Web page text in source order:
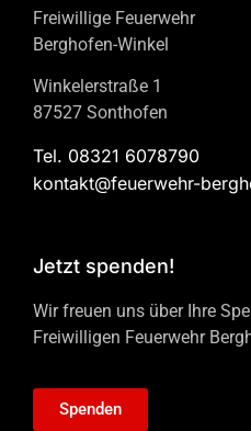
Freiwillige Feuerwehr
Berghofen-Winkel
Winkelerstraße 1
87527 Sonthofen
Tel. 08321 6078790
kontakt@feuerwehr-
Jetzt spenden!
Wir freuen uns über Ihre
Freiwilligen Feuerwehr
Spenden